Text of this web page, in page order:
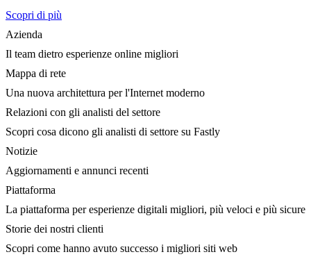
Scopri di più
Azienda
Il team dietro esperienze online migliori
Mappa di rete
Una nuova architettura per l'Internet moderno
Relazioni con gli analisti del settore
Scopri cosa dicono gli analisti di settore su Fastly
Notizie
Aggiornamenti e annunci recenti
Piattaforma
La piattaforma per esperienze digitali migliori, più veloci e più sicure
Storie dei nostri clienti
Scopri come hanno avuto successo i migliori siti web